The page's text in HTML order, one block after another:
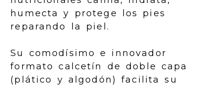
humecta y protege los pies
reparando la piel.
Su comodísimo e innovador
formato calcetín de doble capa
(plático y algodón) facilita su